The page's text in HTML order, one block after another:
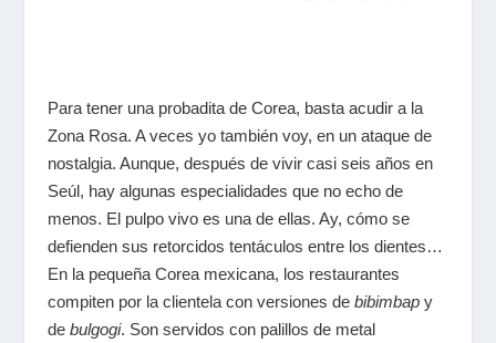
Para tener una probadita de Corea, basta acudir a la
Zona Rosa. A veces yo también voy, en un ataque de
nostalgia. Aunque, después de vivir casi seis años en
Seúl, hay algunas especialidades que no echo de
menos. El pulpo vivo es una de ellas. Ay, cómo se
defienden sus retorcidos tentáculos entre los dientes…
En la pequeña Corea mexicana, los restaurantes
compiten por la clientela con versiones de bibimbap y
de bulgogi. Son servidos con palillos de metal